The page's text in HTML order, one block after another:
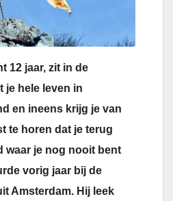
12 jaar, zit in de
je hele leven in
en ineens krijg je van
te horen dat je terug
waar je nog nooit bent
vorig jaar bij de
Amsterdam. Hij leek